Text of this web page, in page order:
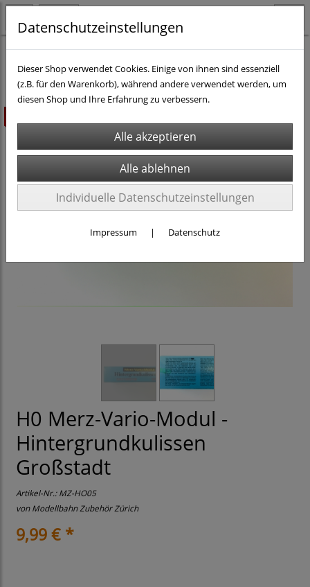
H0 Merz-Vario-Modul -
Hintergrundkulissen
Großstadt
Artikel-Nr.:MZ-HO05
vonModellbahn Zubehör Zürich
9,99 € *
Datenschutzeinstellungen
Dieser Shop verwendet Cookies. Einige von ihnen sind essenziell
(z.B. für den Warenkorb), während andere verwendet werden, um
diesen Shop und Ihre Erfahrung zu verbessern.
Individuelle Datenschutzeinstellungen
Impressum | Datenschutz